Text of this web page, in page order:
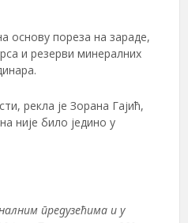
основу пореза на зараде,
и резерви минералних
рекла је Зорана Гајић,
није било једино у
предузећима и у